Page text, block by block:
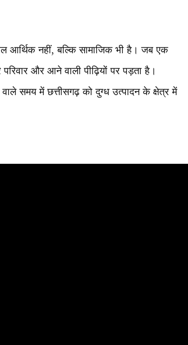
आर्थिक नहीं, बल्कि सामाजिक भी है। जब एक
और आने वाली पीढ़ियों पर पड़ता है।
समय में छत्तीसगढ़ को दुग्ध उत्पादन के क्षेत्र में